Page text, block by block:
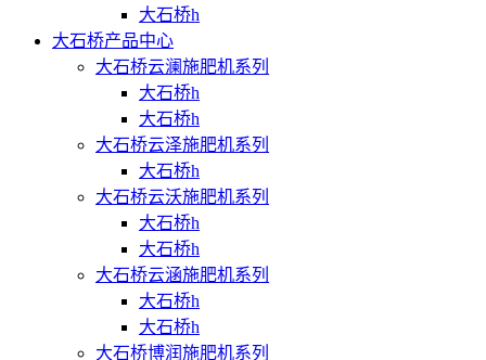
大石桥h
大石桥产品中心
大石桥云澜施肥机系列
大石桥h
大石桥h
大石桥云泽施肥机系列
大石桥h
大石桥云沃施肥机系列
大石桥h
大石桥h
大石桥云涵施肥机系列
大石桥h
大石桥h
大石桥博润施肥机系列